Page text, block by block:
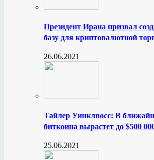
Президент Ирана призвал
базу для криптовалютной
26.06.2021
Тайлер Уинклвосс: В
биткоина вырастет до $500
25.06.2021